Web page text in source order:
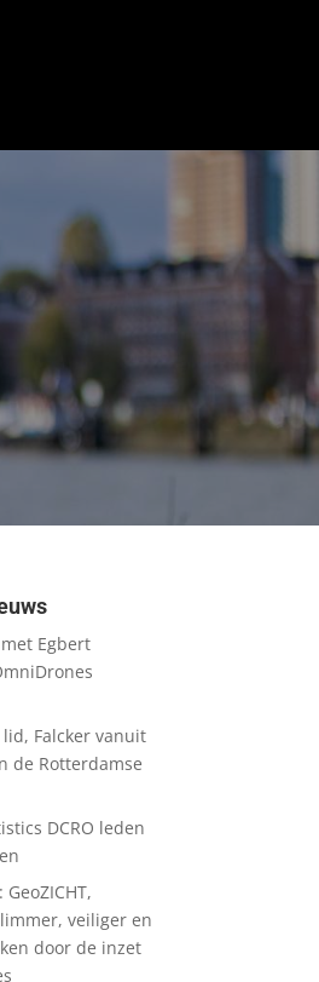
Egbert
Falcker vanuit
de Rotterdamse
DCRO leden
veiliger en
door de inzet